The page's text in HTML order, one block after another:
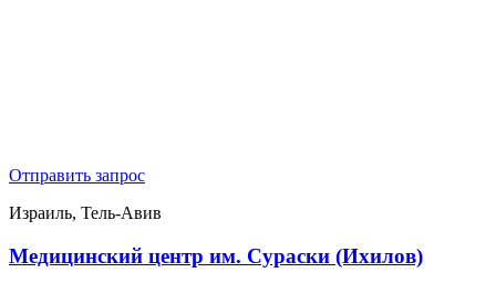
Отправить запрос
Израиль, Тель-Авив
Медицинский центр им. Сураски (Ихилов)